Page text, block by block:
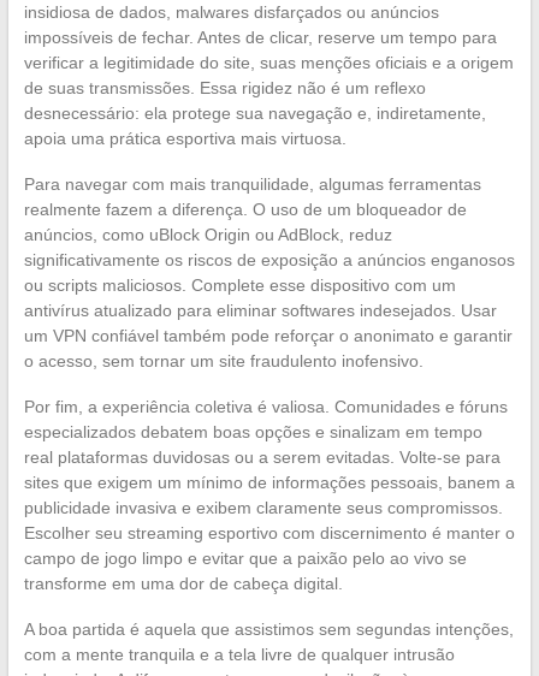
insidiosa de dados, malwares disfarçados ou anúncios
impossíveis de fechar. Antes de clicar, reserve um tempo para
verificar a legitimidade do site, suas menções oficiais e a origem
de suas transmissões. Essa rigidez não é um reflexo
desnecessário: ela protege sua navegação e, indiretamente,
apoia uma prática esportiva mais virtuosa.
Para navegar com mais tranquilidade, algumas ferramentas
realmente fazem a diferença. O uso de um bloqueador de
anúncios, como uBlock Origin ou AdBlock, reduz
significativamente os riscos de exposição a anúncios enganosos
ou scripts maliciosos. Complete esse dispositivo com um
antivírus atualizado para eliminar softwares indesejados. Usar
um VPN confiável também pode reforçar o anonimato e garantir
o acesso, sem tornar um site fraudulento inofensivo.
Por fim, a experiência coletiva é valiosa. Comunidades e fóruns
especializados debatem boas opções e sinalizam em tempo
real plataformas duvidosas ou a serem evitadas. Volte-se para
sites que exigem um mínimo de informações pessoais, banem a
publicidade invasiva e exibem claramente seus compromissos.
Escolher seu streaming esportivo com discernimento é manter o
campo de jogo limpo e evitar que a paixão pelo ao vivo se
transforme em uma dor de cabeça digital.
A boa partida é aquela que assistimos sem segundas intenções,
com a mente tranquila e a tela livre de qualquer intrusão